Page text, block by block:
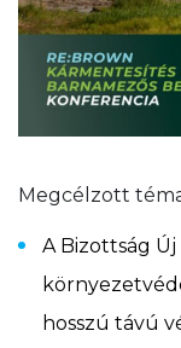
Megcélzott
A Bizottság
hosszú távú